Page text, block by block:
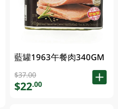
藍罐1963午餐肉340GM
$37.00
$22.00